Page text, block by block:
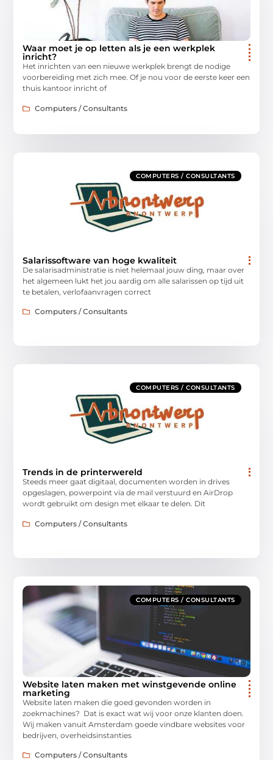
Waar moet je op letten als je een werkplek
inricht?
Het inrichten van een nieuwe werkplek brengt de nodige
voorbereiding met zich mee. Of je nou voor de eerste keer een
thuis kantoor inricht of
Computers / Consultants
COMPUTERS / CONSULTANTS
Salarissoftware van hoge kwaliteit
De salarisadministratie is niet helemaal jouw ding, maar over
het algemeen lukt het jou aardig om alle salarissen op tijd uit
te betalen, verlofaanvragen correct
Computers / Consultants
COMPUTERS / CONSULTANTS
Trends in de printerwereld
Steeds meer gaat digitaal, documenten worden in drives
opgeslagen, powerpoint via de mail verstuurd en AirDrop
wordt gebruikt om design met elkaar te delen. Dit
Computers / Consultants
COMPUTERS / CONSULTANTS
Website laten maken met winstgevende online
marketing
Website laten maken die goed gevonden worden in
zoekmachines? Dat is exact wat wij voor onze klanten doen.
Wij maken vanuit Amsterdam goede vindbare websites voor
bedrijven, overheidsinstanties
Computers / Consultants